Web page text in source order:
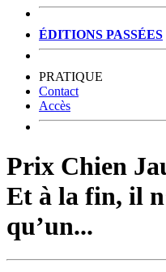
ÉDITIONS PASSÉES
PRATIQUE
Contact
Accès
Prix Chien
Et à la fin, il
qu’un...